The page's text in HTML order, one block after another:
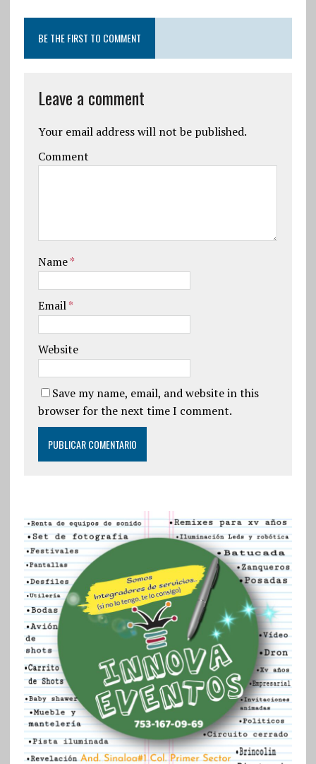
BE THE FIRST TO COMMENT
Leave a comment
Your email address will not be published.
Comment
Name*
Email*
Website
Save my name, email, and website in this
browser for the next time I comment.